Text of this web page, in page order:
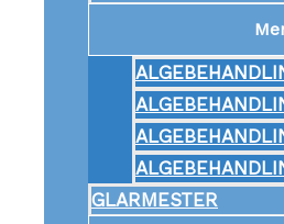
GLARMESTER